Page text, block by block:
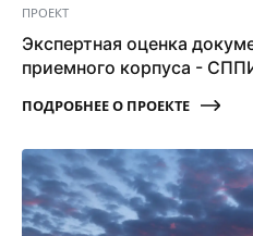
ПРОЕКТ
Экспертная оценка
приемного корпуса -
ПОДРОБНЕЕ О ПРОЕКТЕ